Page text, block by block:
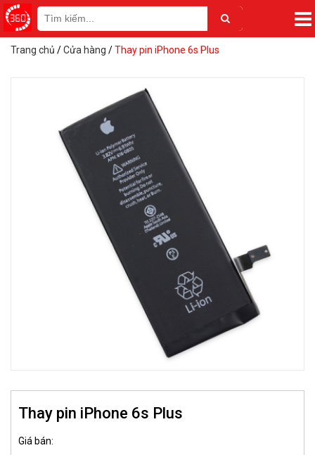
Trang chủ /Cửa hàng /Thay pin iPhone 6s Plus
Thay pin iPhone 6s Plus
Giá bán: